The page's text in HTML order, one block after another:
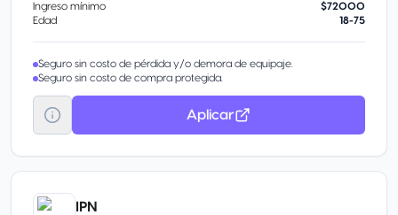
Ingreso mínimo
$72000
Edad
18-75
Seguro sin costo de pérdida y/o demora de equipaje.
Seguro sin costo de compra protegida.
Aplicar
IPN